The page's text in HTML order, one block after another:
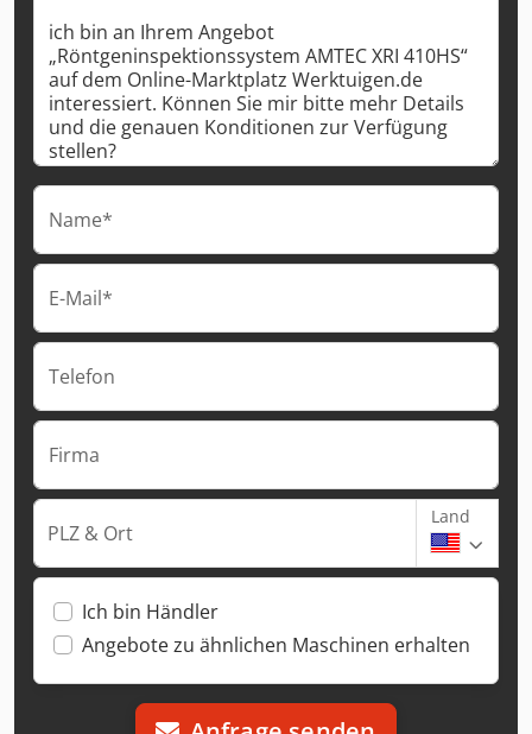
Name*
E-Mail*
Telefon
Firma
PLZ & Ort
Land
Ich bin Händler
Angebote zu ähnlichen Maschinen erhalten